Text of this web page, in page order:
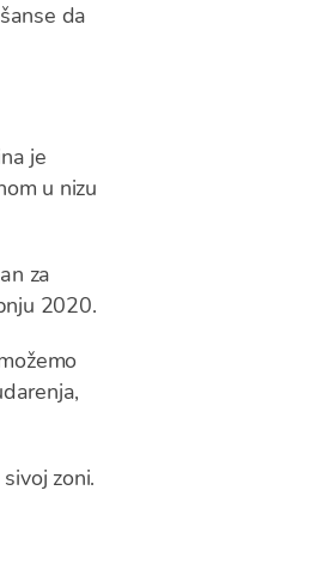
da
je
u nizu
za
2020.
zoni.